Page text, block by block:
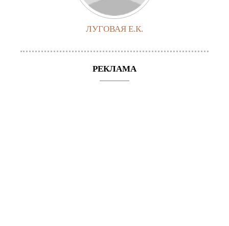
ЛУГОВАЯ Е.К.
РЕКЛАМА